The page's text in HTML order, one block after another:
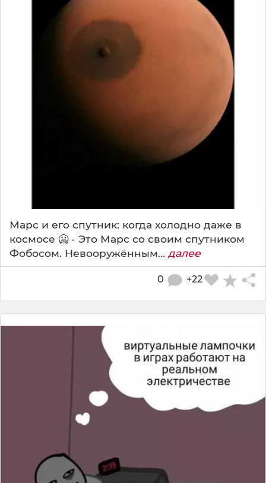
Марс и его спутник: когда холодно даже в
космосе 🥶 - Это Марс со своим спутником
Фобосом. Невооружённым... далее
+22
0